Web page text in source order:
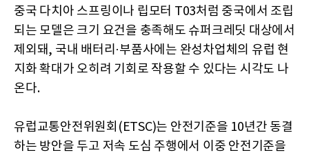
중국 다치아 스프링이나 립모터 T03처럼 중국에서 조립
되는 모델은 크기 요건을 충족해도 슈퍼크레딧 대상에서
제외돼, 국내 배터리·부품사에는 완성차업체의 유럽 현
지화 확대가 오히려 기회로 작용할 수 있다는 시각도 나
온다.
유럽교통안전위원회(ETSC)는 안전기준을 10년간 동결
하는 방안을 두고 저속 도심 주행에서 이중 안전기준을